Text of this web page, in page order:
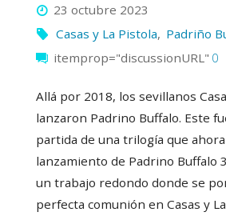
23 octubre 2023
Casas y La Pistola, Padriño
itemprop="discussionURL" 0
Allá por 2018, los sevillanos
lanzaron Padrino Buffalo. Este
partida de una trilogía que
lanzamiento de Padrino Buffalo
un trabajo redondo donde se
perfecta comunión en Casas y